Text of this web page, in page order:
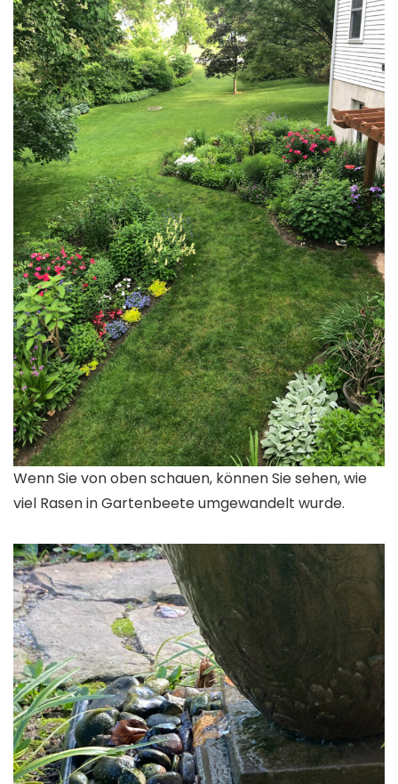
Wenn Sie von oben schauen, können Sie sehen, wie
viel Rasen in Gartenbeete umgewandelt wurde.